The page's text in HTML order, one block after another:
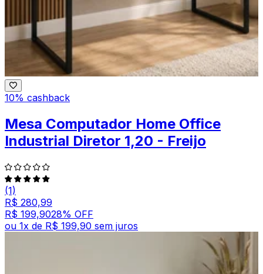
10% cashback
Mesa Computador Home Office
Industrial Diretor 1,20 - Freijo
(1)
R$ 280,99
R$ 199,9028% OFF
ou 1x de R$ 199,90 sem juros